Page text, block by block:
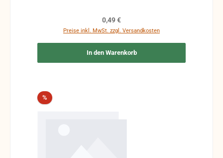
Regulärer Preis:
0,49 €
Preise inkl. MwSt. zzgl. Versandkosten
In den Warenkorb
%Rabatt